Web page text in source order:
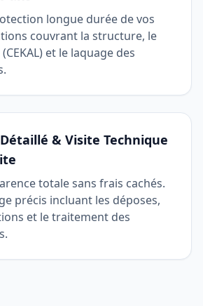
longue durée de vos
couvrant la structure, le
et le laquage des
& Visite Technique
totale sans frais cachés.
précis incluant les déposes,
et le traitement des